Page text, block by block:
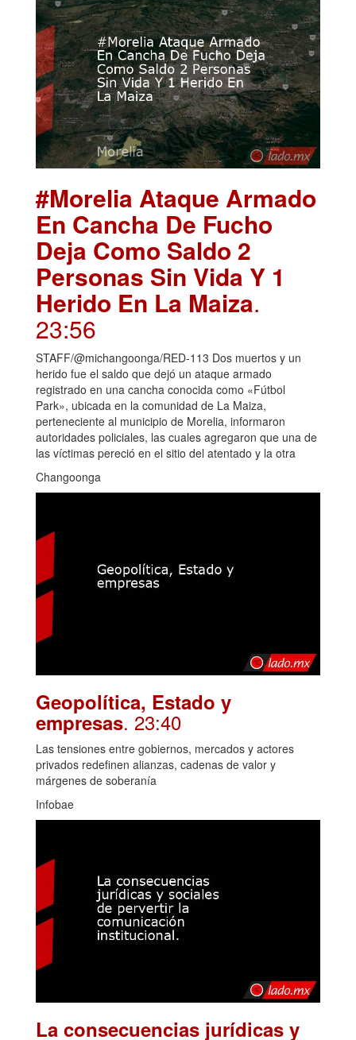
#Morelia Ataque Armado
En Cancha De Fucho
Deja Como Saldo 2
Personas Sin Vida Y 1
Herido En La Maiza.
23:56
STAFF/@michangoonga/RED-113 Dos muertos y un
herido fue el saldo que dejó un ataque armado
registrado en una cancha conocida como «Fútbol
Park», ubicada en la comunidad de La Maiza,
perteneciente al municipio de Morelia, informaron
autoridades policiales, las cuales agregaron que una de
las víctimas pereció en el sitio del atentado y la otra
Changoonga
Geopolítica, Estado y
empresas. 23:40
Las tensiones entre gobiernos, mercados y actores
privados redefinen alianzas, cadenas de valor y
márgenes de soberanía
Infobae
La consecuencias jurídicas y